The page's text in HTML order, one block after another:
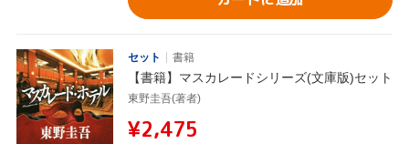
セット 書籍
【書籍】マスカレードシリーズ(文庫版)セット
東野圭吾(著者)
¥2,475